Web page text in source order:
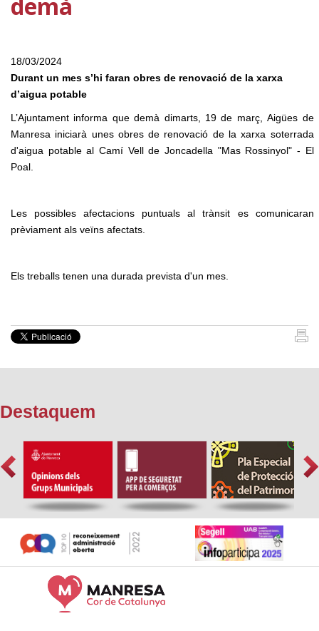
18/03/2024
Durant un mes s’hi faran obres de renovació de la xarxa
d’aigua potable
L’Ajuntament informa que demà dimarts, 19 de març, Aigües de
Manresa iniciarà unes obres de renovació de la xarxa soterrada
d'aigua potable al Camí Vell de Joncadella "Mas Rossinyol" - El
Poal.
Les possibles afectacions puntuals al trànsit es comunicaran
prèviament als veïns afectats.
Els treballs tenen una durada prevista d'un mes.
Destaquem